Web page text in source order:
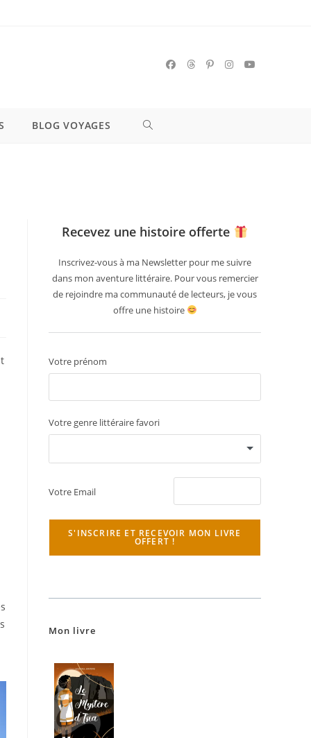
BLOG VOYAGES
Recevez une histoire offerte
Inscrivez-vous à ma Newsletter pour me suivre
dans mon aventure littéraire. Pour vous remercier
de rejoindre ma communauté de lecteurs, je vous
offre une histoire
Votre prénom
Votre genre littéraire favori
Votre Email
S'INSCRIRE ET RECEVOIR MON LIVRE
OFFERT !
Mon livre